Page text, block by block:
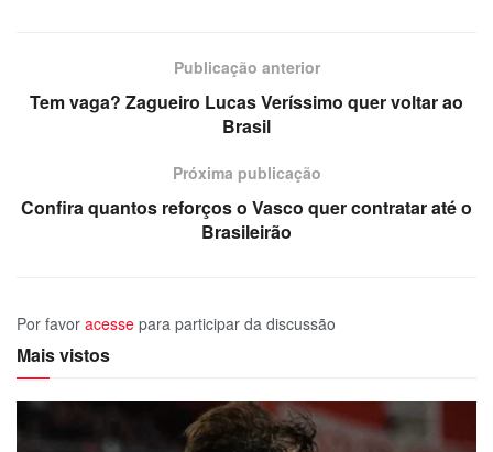
Publicação anterior
Tem vaga? Zagueiro Lucas Veríssimo quer voltar ao
Brasil
Próxima publicação
Confira quantos reforços o Vasco quer contratar até o
Brasileirão
Por favor acesse para participar da discussão
Mais vistos